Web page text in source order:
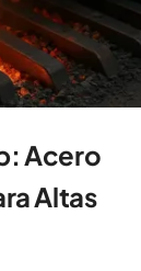
Acero
Altas